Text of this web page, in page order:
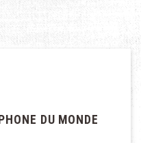
DU MONDE